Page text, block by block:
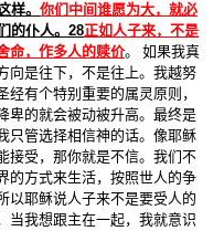
样。 你们中间谁愿为大，就必
的仆人。 28正如人子来，不是
命，作多人的赎价。 如果我真
向是往下，不是往上。我越努
有个特别重要的属灵原则，
卑的就会被动被升高。最终是
只管选择相信神的话。像耶稣
接受，那你就是不信。我们不
的方式来生活，按照世人的争
以耶稣说人子来不是要受人的
当我想跟主在一起，我就意识